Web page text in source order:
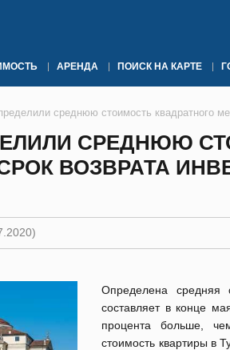
АРЕНДА ПОИСК НА КАРТЕ
среднюю стоимость квадратного
СРЕДНЮЮ
ВОЗВРАТА
Определена средняя
составляет в конце
процента больше,
стоимость квартиры в